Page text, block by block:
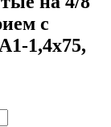
с
1,4х75,